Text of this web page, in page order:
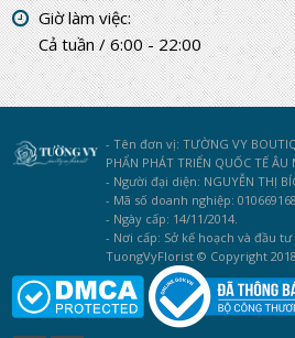
Giờ làm việc:
Cả tuần / 6:00 - 22:00
- Tên đơn vị: TƯỜNG VY
PHẨN PHÁT TRIỂN QUỐC TẾ ÂU
- Người đại diện: NGUYỄN THỊ
- Mã số doanh nghiệp:
- Ngày cấp: 14/11/2014.
- Nơi cấp: Sở kế hoạch và đầu tư
TuongVyFlorist © Copyright